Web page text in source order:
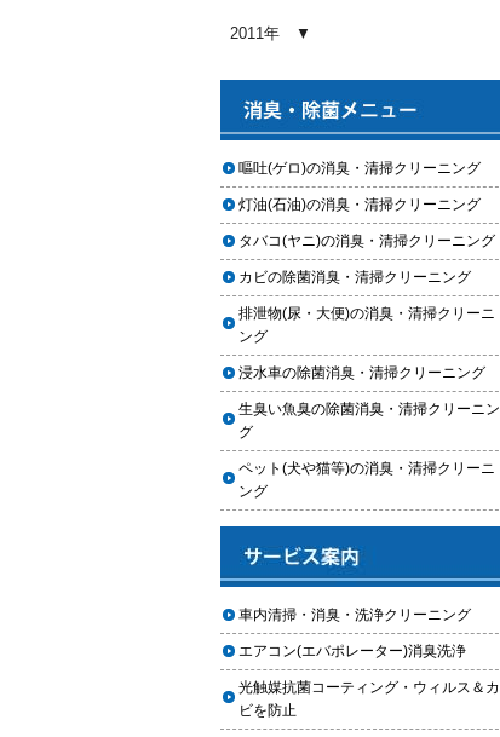
別に徹底比較
2026.01.02
ヘッドライト黄ばみ取りの料金相
場｜イエローハット・オートバッ
クス・専門店を徹底比較【2026年
版】
2026.01.01
【2026年版】イエローハットのカ
ーフィルム料金はいくら？施工内
容・相場・安くするコツ
2025.12.05
車のヘッドライト交換のタイミン
グと費用
2025.12.04
車のサスペンション交換の必要性
車のフロントガラス交換の料金相
場と作業手順
車のドアロック修理の料金と作業
手順
2011年
嘔吐(ゲロ)の消臭・清掃クリーニング
灯油(石油)の消臭・清掃クリーニング
タバコ(ヤニ)の消臭・清掃クリーニング
カビの除菌消臭・清掃クリーニング
排泄物(尿・大便)の消臭・清掃クリーニ
ング
浸水車の除菌消臭・清掃クリーニング
生臭い魚臭の除菌消臭・清掃クリーニン
グ
ペット(犬や猫等)の消臭・清掃クリーニ
ング
車内清掃・消臭・洗浄クリーニング
エアコン(エバポレーター)消臭洗浄
光触媒抗菌コーティング・ウィルス＆カ
ビを防止